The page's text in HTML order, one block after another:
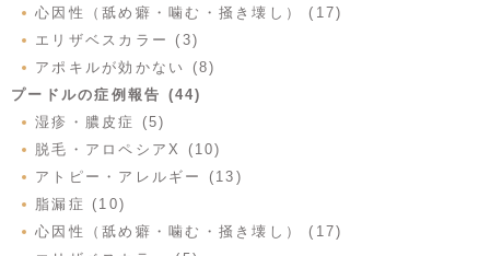
心因性（舐め癖・噛む・掻き壊し） (17)
エリザベスカラー (3)
アポキルが効かない (8)
プードルの症例報告 (44)
湿疹・膿皮症 (5)
脱毛・アロペシアX (10)
アトピー・アレルギー (13)
脂漏症 (10)
心因性（舐め癖・噛む・掻き壊し） (17)